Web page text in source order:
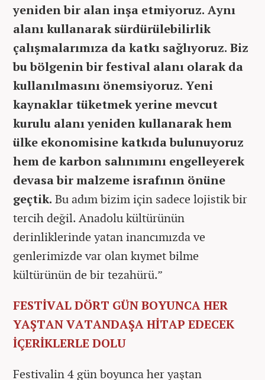
yeniden bir alan inşa etmiyoruz. Aynı
alanı kullanarak sürdürülebilirlik
çalışmalarımıza da katkı sağlıyoruz. Biz
bu bölgenin bir festival alanı olarak da
kullanılmasını önemsiyoruz. Yeni
kaynaklar tüketmek yerine mevcut
kurulu alanı yeniden kullanarak hem
ülke ekonomisine katkıda bulunuyoruz
hem de karbon salınımını engelleyerek
devasa bir malzeme israfının önüne
geçtik. Bu adım bizim için sadece lojistik bir
tercih değil. Anadolu kültürünün
derinliklerinde yatan inancımızda ve
genlerimizde var olan kıymet bilme
kültürünün de bir tezahürü.”
FESTİVAL DÖRT GÜN BOYUNCA HER
YAŞTAN VATANDAŞA HİTAP EDECEK
İÇERİKLERLE DOLU
Festivalin 4 gün boyunca her yaştan